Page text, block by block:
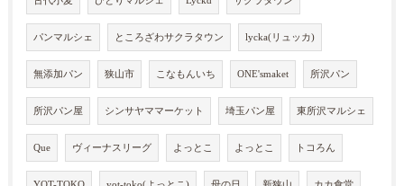
パンマルシェ ところざわサクラタウン lycka(リュッカ)
無添加パン 狭山市 こなもんいち ONE'smaket 所沢パン
所沢パン屋 シンサヤママーケット 埼玉パン屋 東所沢マルシェ
Que ヴィーナスリーグ よっとこ よっとこ トコろん